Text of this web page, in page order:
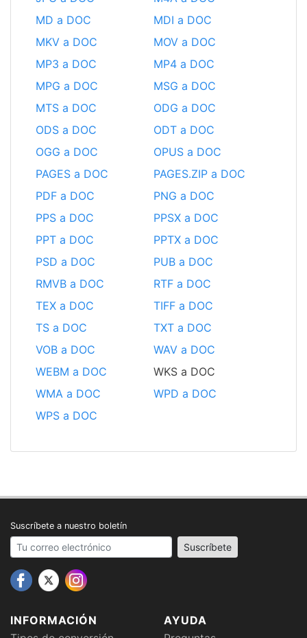
MD a DOC
MDI a DOC
MKV a DOC
MOV a DOC
MP3 a DOC
MP4 a DOC
MPG a DOC
MSG a DOC
MTS a DOC
ODG a DOC
ODS a DOC
ODT a DOC
OGG a DOC
OPUS a DOC
PAGES a DOC
PAGES.ZIP a DOC
PDF a DOC
PNG a DOC
PPS a DOC
PPSX a DOC
PPT a DOC
PPTX a DOC
PSD a DOC
PUB a DOC
RMVB a DOC
RTF a DOC
TEX a DOC
TIFF a DOC
TS a DOC
TXT a DOC
VOB a DOC
WAV a DOC
WEBM a DOC
WKS a DOC
WMA a DOC
WPD a DOC
WPS a DOC
INFORMACIÓN
AYUDA
Suscríbete a nuestro boletín
Your email address Suscríbete